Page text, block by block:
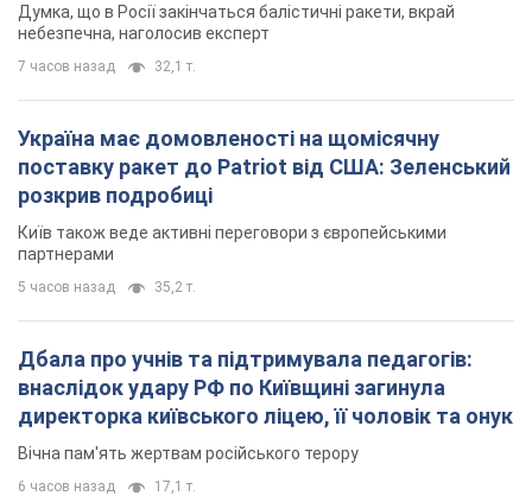
Думка, що в Росії закінчаться балістичні ракети, вкрай
небезпечна, наголосив експерт
7 часов назад 32,1 т.
Україна має домовленості на щомісячну
поставку ракет до Patriot від США: Зеленський
розкрив подробиці
Київ також веде активні переговори з європейськими
партнерами
5 часов назад 35,2 т.
Дбала про учнів та підтримувала педагогів:
внаслідок удару РФ по Київщині загинула
директорка київського ліцею, її чоловік та онук
Вічна пам'ять жертвам російського терору
6 часов назад 17,1 т.